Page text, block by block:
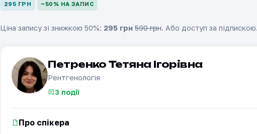
295 ГРН − 50 % НА ЗАПИС
Ціна запису зі знижкою 50%: 295 грн 590грн. Або доступ за підпискою.
Петренко Тетяна Ігорівна
Рентгенологія
3 події
Про спікера